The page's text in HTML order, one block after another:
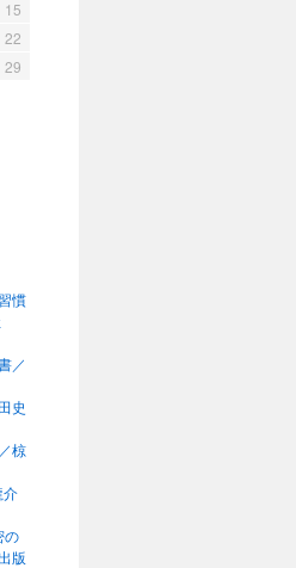
15
22
29
慣
／
史
椋
介
の
版